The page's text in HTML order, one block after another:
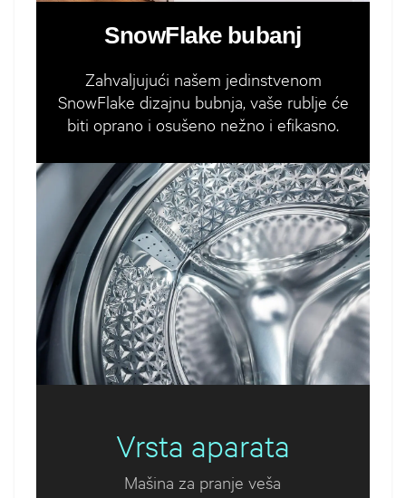
SnowFlake bubanj
Zahvaljujući našem jedinstvenom
SnowFlake dizajnu bubnja, vaše rublje će
biti oprano i osušeno nežno i efikasno.
Vrsta aparata
Mašina za pranje veša